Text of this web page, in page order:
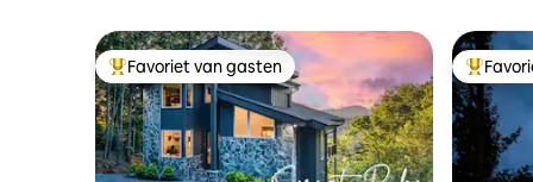
Topfavoriet van gasten
Favoriet van gasten